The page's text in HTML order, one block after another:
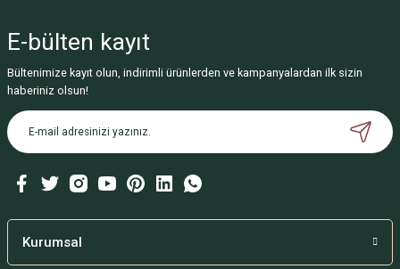
E-bülten kayıt
Bültenimize kayıt olun, indirimli ürünlerden ve kampanyalardan ilk sizin
haberiniz olsun!
Kurumsal